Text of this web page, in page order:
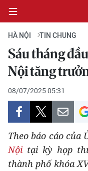
CHÍNH TRỊ
KINH TẾ
VĂN HÓA
XÃ HỘI
PHÁP LUẬT
HÀ NỘI TIN CHUNG
Sáu tháng
Nội tăng
08/07/2025 05:31
Theo báo cáo
Nội tại kỳ họp
thành phố khóa